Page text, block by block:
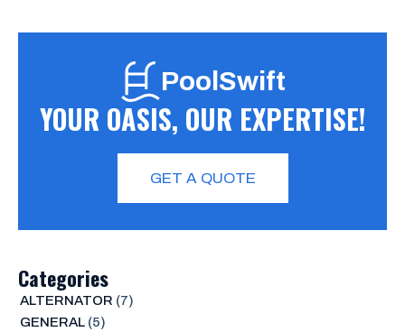
PoolSwift
YOUR OASIS, OUR EXPERTISE!
GET A QUOTE
Categories
ALTERNATOR (7)
GENERAL(5)